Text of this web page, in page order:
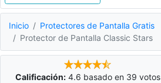
Inicio
Protectores de Pantalla Gratis
Protector de Pantalla Classic Stars
Calificación: 4.6 basado en 39 votos